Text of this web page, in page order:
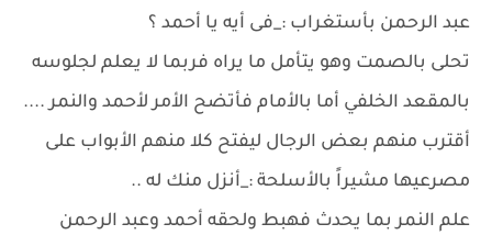
عبد الرحمن بأستغراب :_فى أيه يا أحمد ؟
تحلى بالصمت وهو يتأمل ما يراه فربما لا يعلم لجلوسه
بالمقعد الخلفي أما بالأمام فأتضح الأمر لأحمد والنمر ....
أقترب منهم بعض الرجال ليفتح كلا منهم الأبواب على
مصرعيها مشيراً بالأسلحة :_أنزل منك له ..
علم النمر بما يحدث فهبط ولحقه أحمد وعبد الرحمن